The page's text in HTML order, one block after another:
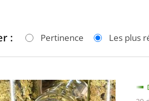
: Pertinence Les plus